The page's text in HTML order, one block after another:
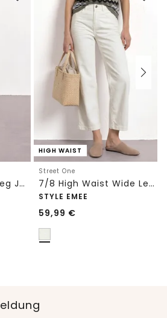
High Waist Barrel Leg Jeans im Loose Fit
HIGH WAIST
Street One
7/8 High Waist Wide Leg Jeans im Loose Fit
STYLE EMEE
59,99 €